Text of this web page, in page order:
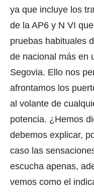
ya que incluye los
de la AP6 y N VI
pruebas habituales
de nacional más en
Segovia. Ello nos
afrontamos los
al volante de
potencia. ¿Hemos
debemos explicar,
caso las
escucha apenas,
vemos como el